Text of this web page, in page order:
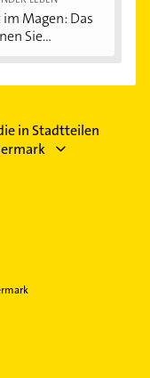
Magen: Das
Sie...
in Stadtteilen